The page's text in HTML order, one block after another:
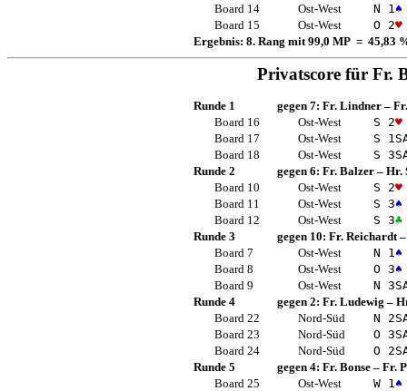
Board 14
Ost-West N 1 ♠
Board 15
Ost-West O 2♥
Ergebnis: 8. Rang mit 99,0 MP = 45,83
Privatscore für Fr.
Runde 1 gegen 7: Fr. Lindner –
Board 16
Ost-West S 2♥
Board 17
Ost-West S 1
Board 18
Ost-West S 3
Runde 2
gegen 6: Fr. Balzer – Hr.
Board 10
Ost-West S 2♥
Board 11
Ost-West S 3♠
Board 12
Ost-West S 3♣
Runde 3
gegen 10: Fr. Reichardt
Board 7
Ost-West N 1 ♠
Board 8
Ost-West O 3♠
Board 9
Ost-West N 3
Runde 4
gegen 2: Fr. Ludewig –
Board 22
Nord-Süd N 2
Board 23
Nord-Süd O 3
Board 24
Nord-Süd O 2
Runde 5
gegen 4: Fr. Bonse – Fr.
Board 25
Ost-West W 1 ♠